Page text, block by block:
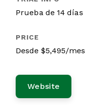
Prueba de 14 días
Desde $5,495/mes
Website